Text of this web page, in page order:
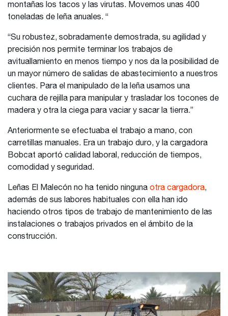
montañas los tacos y las virutas. Movemos unas 400
toneladas de leña anuales. “
“Su robustez, sobradamente demostrada, su agilidad y
precisión nos permite terminar los trabajos de
avituallamiento en menos tiempo y nos da la posibilidad de
un mayor número de salidas de abastecimiento a nuestros
clientes. Para el manipulado de la leña usamos una
cuchara de rejilla para manipular y trasladar los tocones de
madera y otra la ciega para vaciar y sacar la tierra.”
Anteriormente se efectuaba el trabajo a mano, con
carretillas manuales. Era un trabajo duro, y la cargadora
Bobcat aportó calidad laboral, reducción de tiempos,
comodidad y seguridad.
Leñas El Malecón no ha tenido ninguna otra cargadora,
además de sus labores habituales con ella han ido
haciendo otros tipos de trabajo de mantenimiento de las
instalaciones o trabajos privados en el ámbito de la
construcción.